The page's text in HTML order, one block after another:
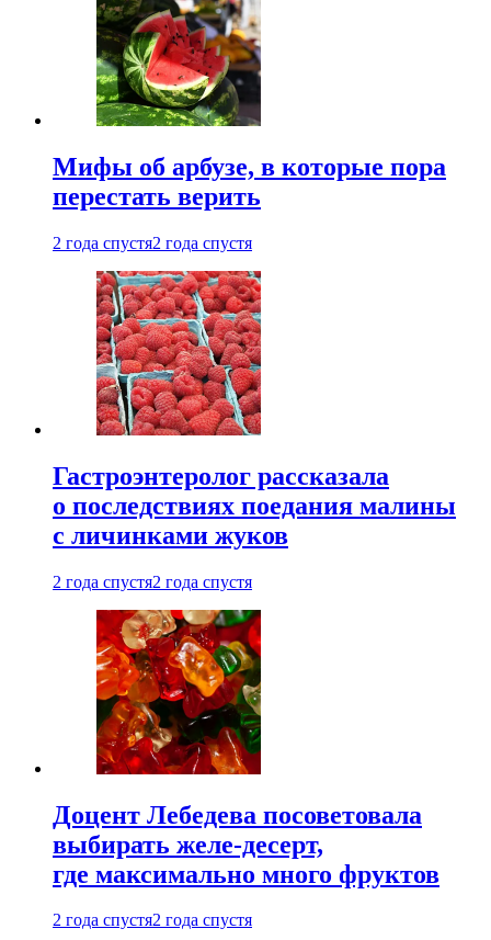
Мифы об арбузе, в которые пора
перестать верить
2 года спустя2 года спустя
Гастроэнтеролог рассказала
о последствиях поедания малины
с личинками жуков
2 года спустя2 года спустя
Доцент Лебедева посоветовала
выбирать желе-десерт,
где максимально много фруктов
2 года спустя2 года спустя